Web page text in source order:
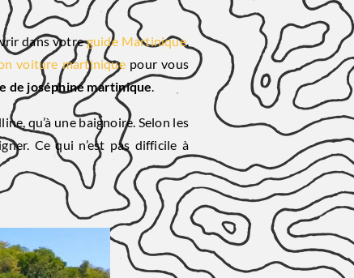
dans votreguide Martinique.
voiture martiniquepour vous
de joséphine martinique
qu’à une baignoire. Selon les
Ce qui n’est pas difficile à